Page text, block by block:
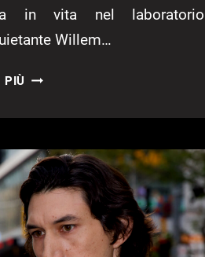
in vita nel laboratorio
Willem…
PIÙ POOR
EMMA
STAR
PER
LANTHIMOS